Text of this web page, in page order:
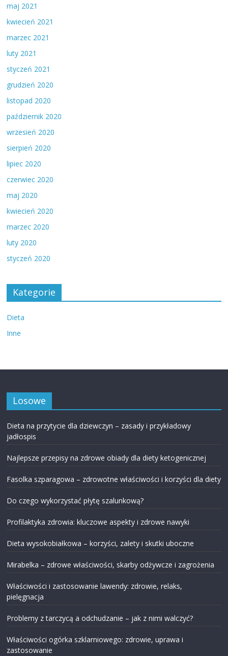
maj 2021
kwiecień 2021
marzec 2021
luty 2021
styczeń 2021
grudzień 2020
listopad 2020
październik 2020
wrzesień 2020
sierpień 2020
lipiec 2020
czerwiec 2020
maj 2020
kwiecień 2020
marzec 2020
luty 2020
styczeń 2020
Kategorie
Dieta
Inne
Losowe
Dieta na przytycie dla dziewczyn – zasady i przykładowy
jadłospis
Najlepsze przepisy na zdrowe obiady dla diety ketogenicznej
Fasolka szparagowa – zdrowotne właściwości i korzyści dla diety
Do czego wykorzystać płytę szalunkową?
Profilaktyka zdrowia: kluczowe aspekty i zdrowe nawyki
Dieta wysokobiałkowa – korzyści, zalety i skutki uboczne
Mirabelka – zdrowe właściwości, skarby odżywcze i zagrożenia
Właściwości i zastosowanie lawendy: zdrowie, relaks,
pielęgnacja
Problemy z tarczycą a odchudzanie – jak z nimi walczyć?
Właściwości ogórka szklarniowego: zdrowie, uprawa i
zastosowanie